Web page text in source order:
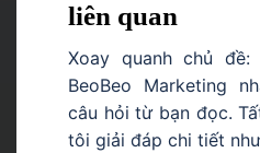
liên quan
Xoay quanh chủ
BeoBeo Marketing
câu hỏi từ bạn đọc.
tôi giải đáp chi tiết